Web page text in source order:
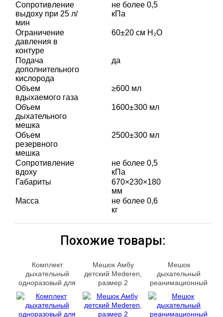
Сопротивление
выдоху при 25 л/
мин
не более 0,5
кПа
Ограничение
давления в
контуре
60±20 см H₂O
Подача
дополнительного
кислорода
да
Объем
вдыхаемого газа
≥600 мл
Объем
дыхательного
мешка
1600±300 мл
Объем
резервного
мешка
2500±300 мл
Сопротивление
вдоху
не более 0,5
кПа
Габариты
670×230×180
мм
Масса
не более 0,6
кг
Похожие товары:
Комплект
дыхательный
одноразовый для
ручной ИВЛ КДО-
МП-В взрослый 2
маски
Мешок Амбу
детский Mederen,
размер 2
Мешок
дыхательный
реанимационный
многоразовый
Apexmed детский